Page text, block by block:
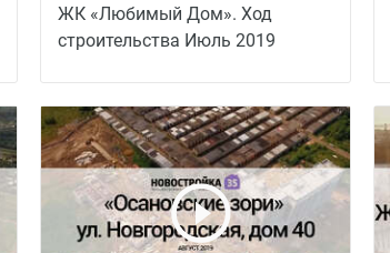
ЖК «Любимый Дом». Ход
строительства Июль 2019